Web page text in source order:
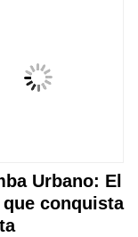
Urbano: El
conquista